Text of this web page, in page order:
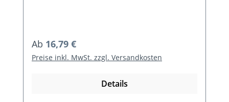
Regulärer Preis:
Ab 16,79 €
Preise inkl. MwSt. zzgl. Versandkosten
Details